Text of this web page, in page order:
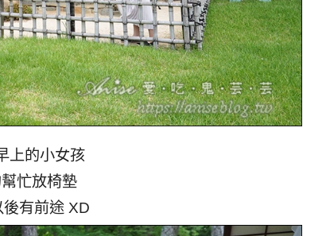
上的小女孩
忙放椅墊
有前途 XD